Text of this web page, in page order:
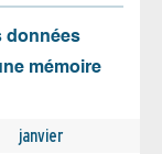
données
mémoire
janvier